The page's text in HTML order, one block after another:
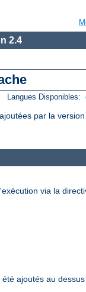
2.4
Langues Disponibles:
par la
via la
ajoutés au